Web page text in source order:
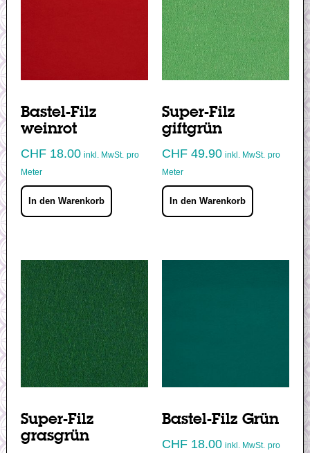
Bastel-Filz
weinrot
CHF18.00 inkl. MwSt. pro
Meter
In den Warenkorb
Super-Filz
giftgrün
CHF49.90 inkl. MwSt. pro
Meter
In den Warenkorb
Super-Filz
grasgrün
Bastel-Filz Grün
CHF18.00 inkl. MwSt. pro